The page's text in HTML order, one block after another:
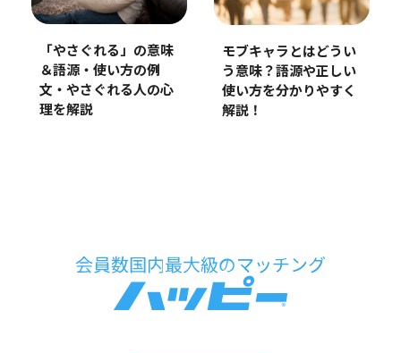
「やさぐれる」の意味
＆語源・使い方の例
文・やさぐれる人の心
理を解説
モブキャラとはどうい
う意味？語源や正しい
使い方を分かりやすく
解説！